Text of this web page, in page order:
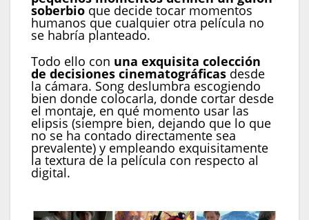
soberbio que decide tocar momentos
humanos que cualquier otra película no
se habría planteado.
Todo ello con una exquisita colección
de decisiones cinematográficas desde
la cámara. Song deslumbra escogiendo
bien donde colocarla, donde cortar desde
el montaje, en qué momento usar las
elipsis (siempre bien, dejando que lo que
no se ha contado directamente sea
prevalente) y empleando exquisitamente
la textura de la película con respecto al
digital.